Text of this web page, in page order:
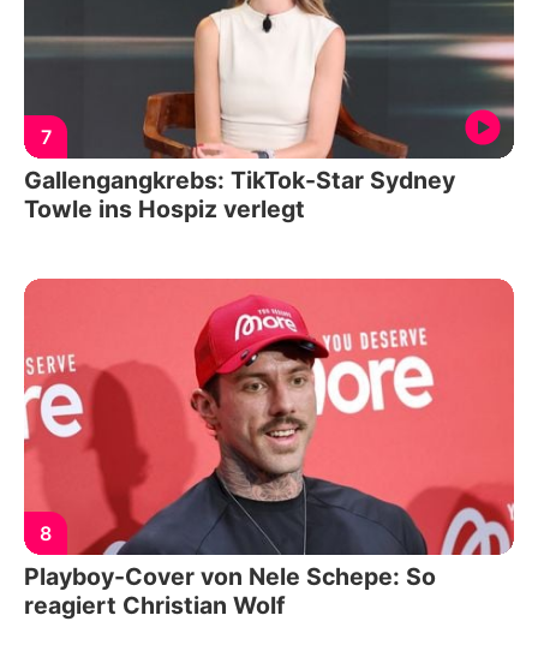
7
Gallengangkrebs: TikTok-Star Sydney
Towle ins Hospiz verlegt
8
Playboy-Cover von Nele Schepe: So
reagiert Christian Wolf